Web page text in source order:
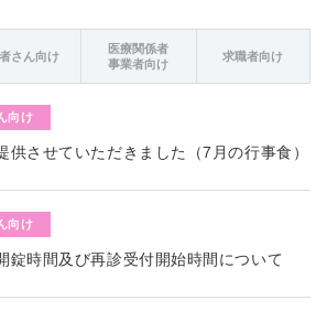
さん向け
医療関係者
事業者向け
求職者向け
向け
供させていただきました（7月の行事食）
向け
錠時間及び再診受付開始時間について